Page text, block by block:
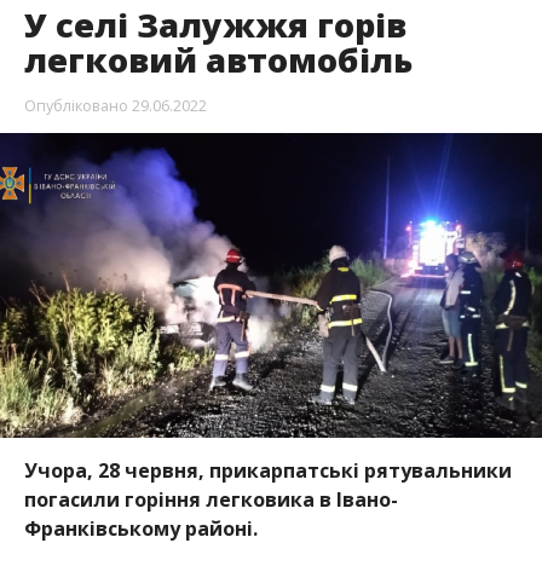
У селі Залужжя горів
легковий автомобіль
Опубліковано 29.06.2022
Учора, 28 червня, прикарпатські рятувальники
погасили горіння легковика в Івано-
Франківському районі.